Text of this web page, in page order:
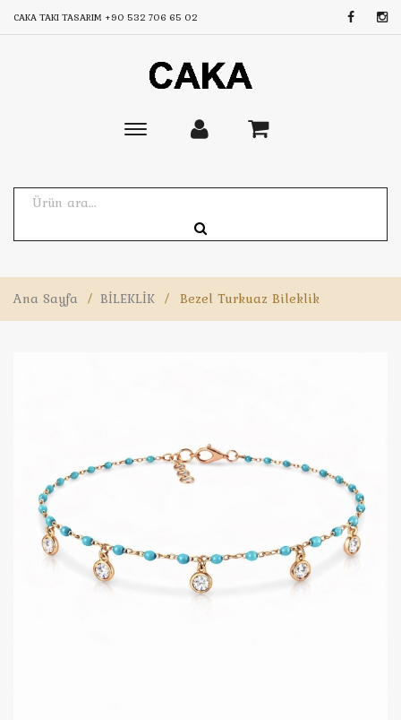
CAKA TAKI TASARIM +90 532 706 65 02
Toggle
Ana Sayfa / BİLEKLİK / Bezel Turkuaz Bileklik